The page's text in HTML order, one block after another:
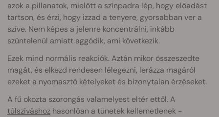
azok a pillanatok, mielőtt a színpadra lép, hogy előadást
tartson, és érzi, hogy izzad a tenyere, gyorsabban ver a
szíve. Nem képes a jelenre koncentrálni, inkább
szüntelenül amiatt aggódik, ami következik.
Ezek mind normális reakciók. Aztán mikor összeszedte
magát, és elkezd rendesen lélegezni, lerázza magáról
ezeket a nyomasztó kételyeket és bizonytalan érzéseket.
A fű okozta szorongás valamelyest eltér ettől. A
túlszíváshoz hasonlóan a tünetek kellemetlenek -